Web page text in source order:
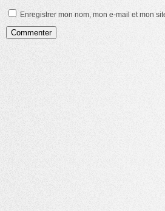
Enregistrer mon nom, mon e-mail et mon